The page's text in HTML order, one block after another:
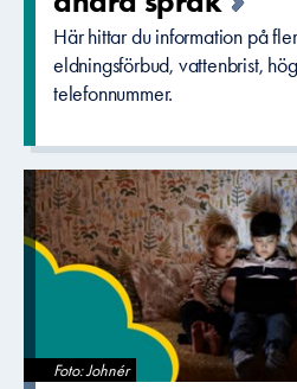
Här hittar du information på
eldningsförbud, vattenbrist,
telefonnummer.
Foto: Johnér